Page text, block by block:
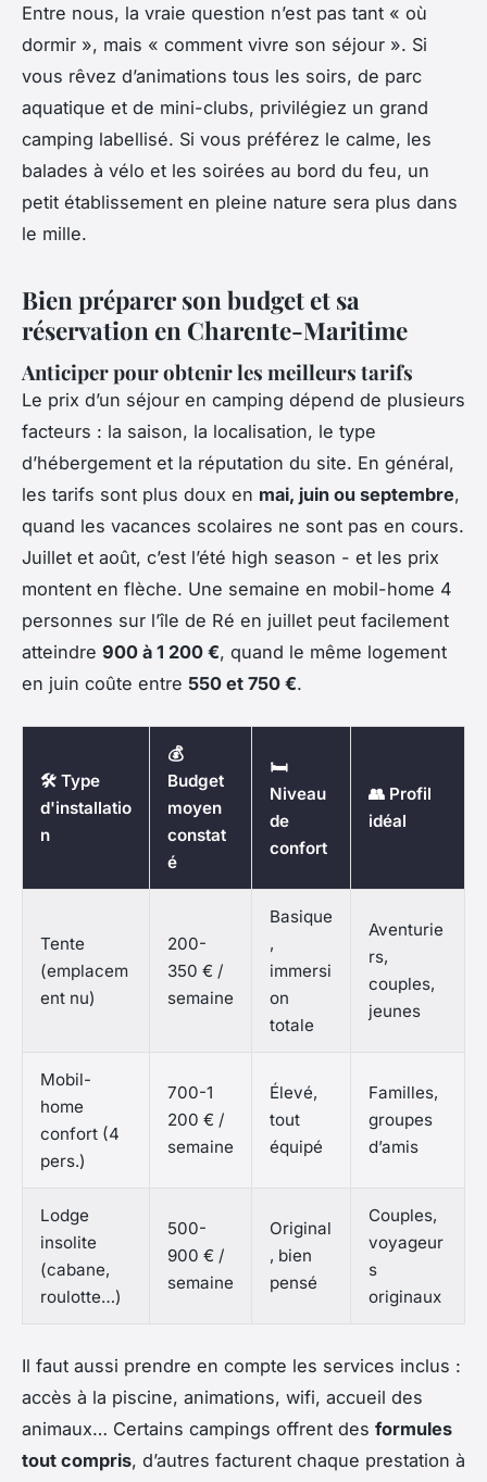
Entre nous, la vraie question n’est pas tant « où
dormir », mais « comment vivre son séjour ». Si
vous rêvez d’animations tous les soirs, de parc
aquatique et de mini-clubs, privilégiez un grand
camping labellisé. Si vous préférez le calme, les
balades à vélo et les soirées au bord du feu, un
petit établissement en pleine nature sera plus dans
le mille.
Bien préparer son budget et sa
réservation en Charente-Maritime
Anticiper pour obtenir les meilleurs tarifs
Le prix d’un séjour en camping dépend de plusieurs
facteurs : la saison, la localisation, le type
d’hébergement et la réputation du site. En général,
les tarifs sont plus doux en mai, juin ou septembre,
quand les vacances scolaires ne sont pas en cours.
Juillet et août, c’est l’été high season - et les prix
montent en flèche. Une semaine en mobil-home 4
personnes sur l’île de Ré en juillet peut facilement
atteindre 900 à 1 200 €, quand le même logement
en juin coûte entre 550 et 750 €.
🛠️ Type
d'installatio
n
💰
Budget
moyen
constat
é
🛏️
Niveau
de
confort
👥 Profil
idéal
Tente
(emplacem
ent nu)
200-
350 € /
semaine
Basique
,
immersi
on
totale
Aventurie
rs,
couples,
jeunes
Mobil-
home
confort (4
pers.)
700-1
200 € /
semaine
Élevé,
tout
équipé
Familles,
groupes
d’amis
Lodge
insolite
(cabane,
roulotte…)
500-
900 € /
semaine
Original
, bien
pensé
Couples,
voyageur
s
originaux
Il faut aussi prendre en compte les services inclus :
accès à la piscine, animations, wifi, accueil des
animaux… Certains campings offrent des formules
tout compris, d’autres facturent chaque prestation à